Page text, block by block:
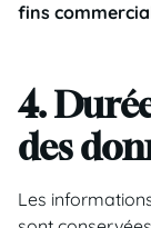
fins
4.
des
Les